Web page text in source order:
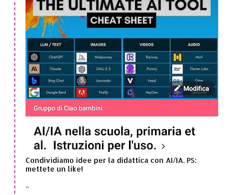
Condividiamo idee per la didattica con AI/IA. PS:
mettete un like!
..